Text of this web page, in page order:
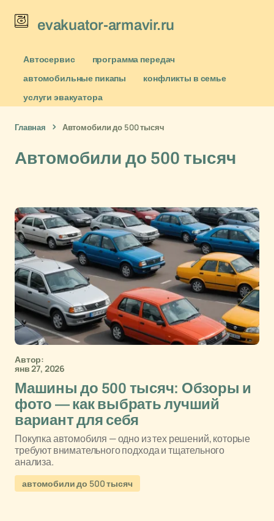
evakuator-armavir.ru
Автосервис
программа передач
автомобильные пикапы
конфликты в семье
услуги эвакуатора
Главная Автомобили до 500 тысяч
Автомобили до 500 тысяч
Автор:
янв 27, 2026
Машины до 500 тысяч: Обзоры и
фото — как выбрать лучший
вариант для себя
Покупка автомобиля — одно из тех решений, которые
требуют внимательного подхода и тщательного
анализа.
автомобили до 500 тысяч